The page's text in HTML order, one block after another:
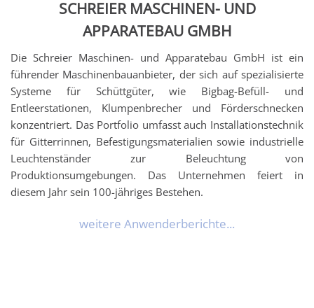
SCHREIER MASCHINEN- UND
APPARATEBAU GMBH
Die Schreier Maschinen- und Apparatebau GmbH ist ein
führender Maschinenbauanbieter, der sich auf spezialisierte
Systeme für Schüttgüter, wie Bigbag-Befüll- und
Entleerstationen, Klumpenbrecher und Förderschnecken
konzentriert. Das Portfolio umfasst auch Installationstechnik
für Gitterrinnen, Befestigungsmaterialien sowie industrielle
Leuchtenständer zur Beleuchtung von
Produktionsumgebungen. Das Unternehmen feiert in
diesem Jahr sein 100-jähriges Bestehen.
weitere Anwenderberichte...